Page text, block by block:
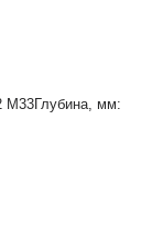
M33Глубина, мм: